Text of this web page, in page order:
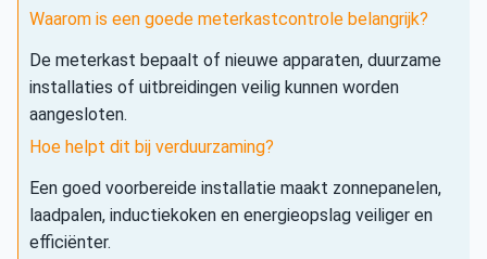
Waarom is een goede meterkastcontrole belangrijk?
De meterkast bepaalt of nieuwe apparaten, duurzame
installaties of uitbreidingen veilig kunnen worden
aangesloten.
Hoe helpt dit bij verduurzaming?
Een goed voorbereide installatie maakt zonnepanelen,
laadpalen, inductiekoken en energieopslag veiliger en
efficiënter.